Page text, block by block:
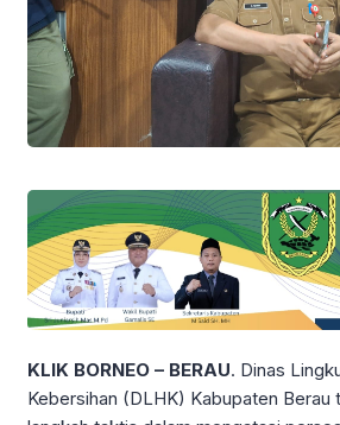
KLIK BORNEO – BERAU. Dinas
Kebersihan (DLHK) Kabupaten Berau